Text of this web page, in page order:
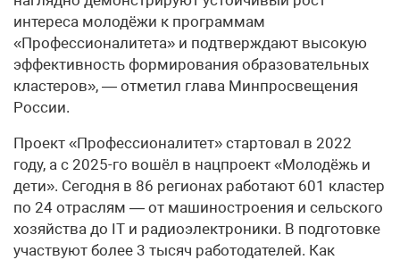
интереса молодёжи к программам
«Профессионалитета» и подтверждают высокую
эффективность формирования образовательных
кластеров», — отметил глава Минпросвещения
России.
Проект «Профессионалитет» стартовал в 2022
году, а с 2025-го вошёл в нацпроект «Молодёжь и
дети». Сегодня в 86 регионах работают 601 кластер
по 24 отраслям — от машиностроения и сельского
хозяйства до IT и радиоэлектроники. В подготовке
участвуют более 3 тысяч работодателей. Как